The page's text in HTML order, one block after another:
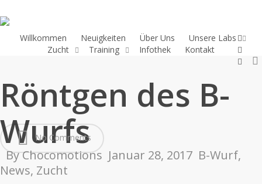
to
Willkommen Neuigkeiten Über Uns
Unsere Labs
Zucht
Training Infothek Kontakt
twitter
Röntgen des B-
Wurfs
ByChocomotions Januar 28, 2017 B-Wurf,
News, Zucht
No Comments